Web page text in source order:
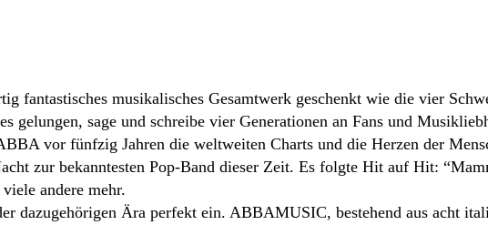
fantastisches musikalisches Gesamtwerk geschenkt wie die vier
sage und schreibe vier Generationen an Fans und
vor fünfzig Jahren die weltweiten Charts und die Herzen der
zur bekanntesten Pop-Band dieser Zeit. Es folgte Hit auf Hit:
andere mehr.
dazugehörigen Ära perfekt ein. ABBAMUSIC, bestehend aus acht